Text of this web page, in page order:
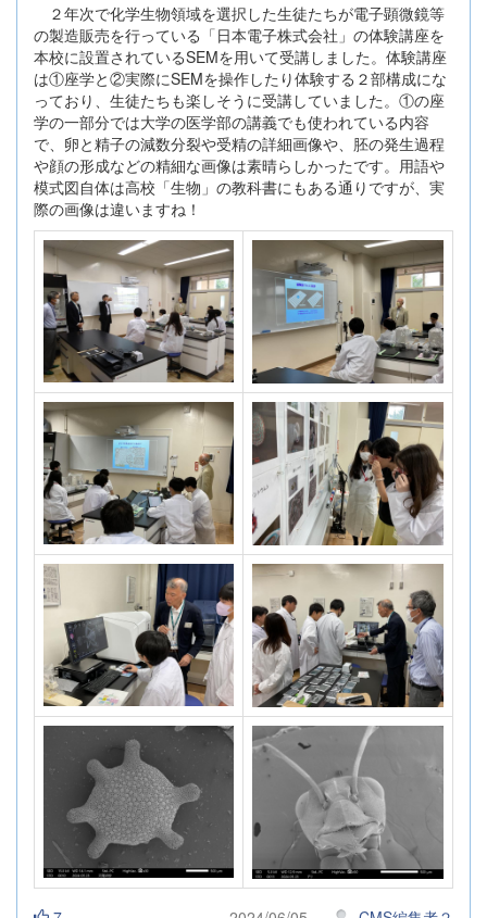
２年次で化学生物領域を選択した生徒たちが電子顕微鏡等
の製造販売を行っている「日本電子株式会社」の体験講座を
本校に設置されているSEMを用いて受講しました。体験講座
は①座学と②実際にSEMを操作したり体験する２部構成にな
っており、生徒たちも楽しそうに受講していました。①の座
学の一部分では大学の医学部の講義でも使われている内容
で、卵と精子の減数分裂や受精の詳細画像や、胚の発生過程
や顔の形成などの精細な画像は素晴らしかったです。用語や
模式図自体は高校「生物」の教科書にもある通りですが、実
際の画像は違いますね！